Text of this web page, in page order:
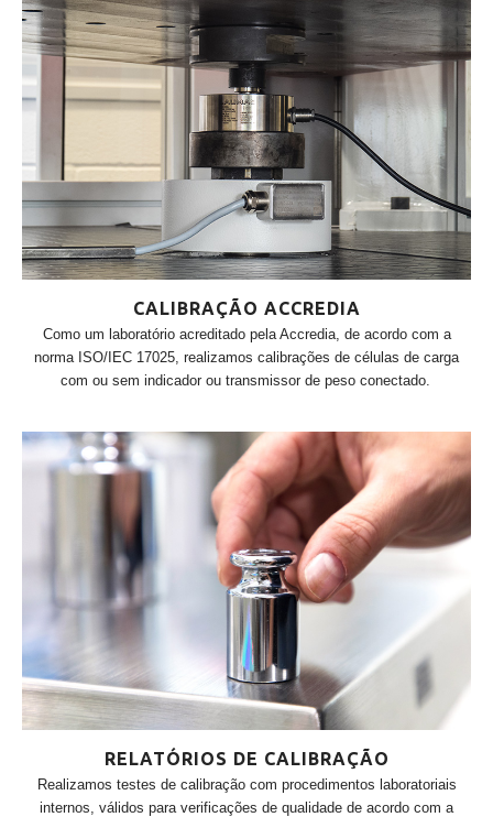
CALIBRAÇÃO ACCREDIA
Como um laboratório acreditado pela Accredia, de acordo com a
norma ISO/IEC 17025, realizamos calibrações de células de carga
com ou sem indicador ou transmissor de peso conectado.
RELATÓRIOS DE CALIBRAÇÃO
Realizamos testes de calibração com procedimentos laboratoriais
internos, válidos para verificações de qualidade de acordo com a